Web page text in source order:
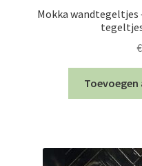
Mokka
€
Toevoegen